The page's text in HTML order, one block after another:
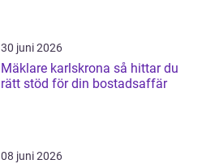
30 juni 2026
Mäklare karlskrona så hittar du
rätt stöd för din bostadsaffär
08 juni 2026